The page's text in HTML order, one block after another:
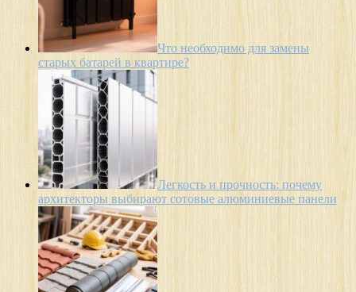
Что необходимо для замены
старых батарей в квартире?
Легкость и прочность: почему
архитекторы выбирают сотовые алюминиевые панели